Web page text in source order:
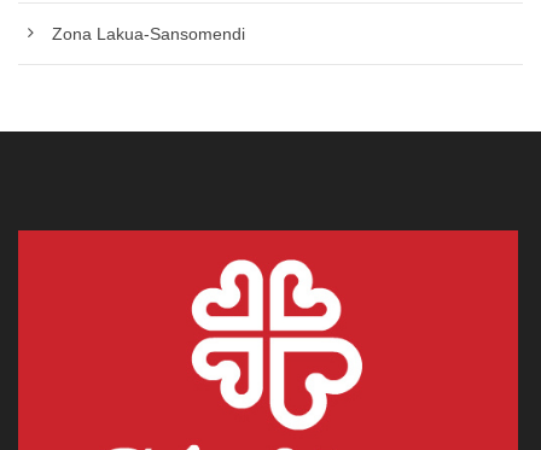
Zona Lakua-Sansomendi